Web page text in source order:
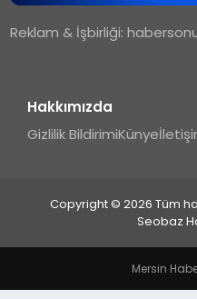
Reklam & İşbirliği:
Hakkımızda
Gizlilik BildirimiKünye
Copyright © 2026 Tüm
Seobaz
Mersin